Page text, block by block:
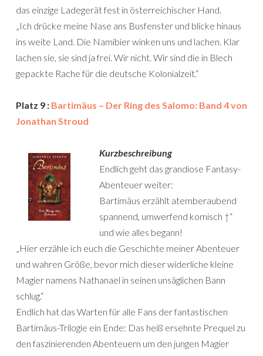
das einzige Ladegerät fest in österreichischer Hand.
„Ich drücke meine Nase ans Busfenster und blicke hinaus
ins weite Land. Die Namibier winken uns und lachen. Klar
lachen sie, sie sind ja frei. Wir nicht. Wir sind die in Blech
gepackte Rache für die deutsche Kolonialzeit.“
Platz 9 : Bartimäus – Der Ring des Salomo: Band 4 von
Jonathan Stroud
Kurzbeschreibung
Endlich geht das grandiose Fantasy-
Abenteuer weiter:
Bartimäus erzählt atemberaubend
spannend, umwerfend komisch †“
und wie alles begann!
„Hier erzähle ich euch die Geschichte meiner Abenteuer
und wahren Größe, bevor mich dieser widerliche kleine
Magier namens Nathanael in seinen unsäglichen Bann
schlug.“
Endlich hat das Warten für alle Fans der fantastischen
Bartimäus-Trilogie ein Ende: Das heiß ersehnte Prequel zu
den faszinierenden Abenteuern um den jungen Magier